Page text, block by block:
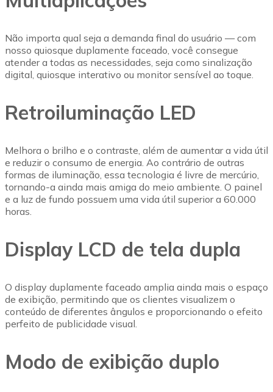
Não importa qual seja a demanda final do usuário — com
nosso quiosque duplamente faceado, você consegue
atender a todas as necessidades, seja como sinalização
digital, quiosque interativo ou monitor sensível ao toque.
Retroiluminação LED
Melhora o brilho e o contraste, além de aumentar a vida útil
e reduzir o consumo de energia. Ao contrário de outras
formas de iluminação, essa tecnologia é livre de mercúrio,
tornando-a ainda mais amiga do meio ambiente. O painel
e a luz de fundo possuem uma vida útil superior a 60.000
horas.
Display LCD de tela dupla
O display duplamente faceado amplia ainda mais o espaço
de exibição, permitindo que os clientes visualizem o
conteúdo de diferentes ângulos e proporcionando o efeito
perfeito de publicidade visual.
Modo de exibição duplo